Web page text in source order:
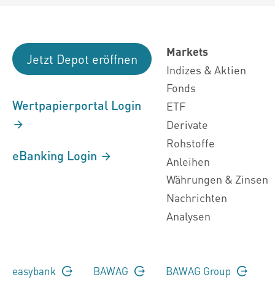
Jetzt Depot eröffnen
Wertpapierportal Login
eBanking Login
Markets
Indizes & Aktien
Fonds
ETF
Derivate
Rohstoffe
Anleihen
Währungen & Zinsen
Nachrichten
Analysen
easybank BAWAG BAWAG Group